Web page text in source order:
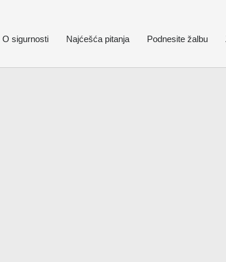
O sigurnosti Najćešća pitanja Podnesite žalbu